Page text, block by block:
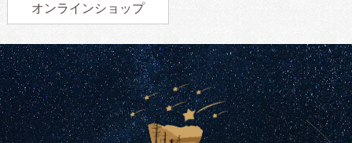
オンラインショップ